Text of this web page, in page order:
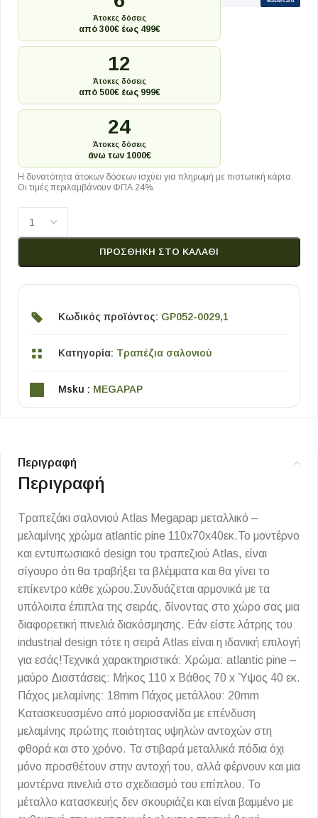
Άτοκες δόσεις
από 300€ έως 499€
12
Άτοκες δόσεις
από 500€ έως 999€
24
Άτοκες δόσεις
άνω των 1000€
Η δυνατότητα άτοκων δόσεων ισχύει για πληρωμή με πιστωτική κάρτα.
Οι τιμές περιλαμβάνουν ΦΠΑ 24%.
ΠΡΟΣΘΉΚΗ ΣΤΟ ΚΑΛΆΘΙ
Κωδικός προϊόντος: GP052-0029,1
Κατηγορία: Τραπέζια σαλονιού
Msku : MEGAPAP
Περιγραφή
Περιγραφή
Τραπεζάκι σαλονιού Atlas Megapap μεταλλικό –
μελαμίνης χρώμα atlantic pine 110x70x40εκ.Το μοντέρνο
και εντυπωσιακό design του τραπεζιού Atlas, είναι
σίγουρο ότι θα τραβήξει τα βλέμματα και θα γίνει το
επίκεντρο κάθε χώρου.Συνδυάζεται αρμονικά με τα
υπόλοιπα έπιπλα της σειράς, δίνοντας στο χώρο σας μια
διαφορετική πινελιά διακόσμησης. Εάν είστε λάτρης του
industrial design τότε η σειρά Atlas είναι η ιδανική επιλογή
για εσάς!Τεχνικά χαρακτηριστικά: Χρώμα: atlantic pine –
μαύρο Διαστάσεις: Μήκος 110 x Βάθος 70 x Ύψος 40 εκ.
Πάχος μελαμίνης: 18mm Πάχος μετάλλου: 20mm
Κατασκευασμένο από μοριοσανίδα με επένδυση
μελαμίνης πρώτης ποιότητας υψηλών αντοχών στη
φθορά και στο χρόνο. Τα στιβαρά μεταλλικά πόδια όχι
μόνο προσθέτουν στην αντοχή του, αλλά φέρνουν και μια
μοντέρνα πινελιά στο σχεδιασμό του επίπλου. Το
μέταλλο κατασκευής δεν σκουριάζει και είναι βαμμένο με